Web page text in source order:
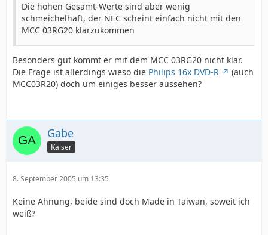
Die hohen Gesamt-Werte sind aber wenig
schmeichelhaft, der NEC scheint einfach nicht mit den
MCC 03RG20 klarzukommen
Besonders gut kommt er mit dem MCC 03RG20 nicht klar.
Die Frage ist allerdings wieso die Philips 16x DVD-R
(auch
MCC03R20) doch um einiges besser aussehen?
Gabe
Kaiser
8. September 2005 um 13:35
Keine Ahnung, beide sind doch Made in Taiwan, soweit ich
weiß?